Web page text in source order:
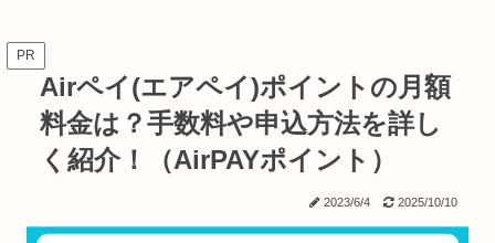
PR
Airペイ(エアペイ)ポイントの月額
料金は？手数料や申込方法を詳し
く紹介！（AirPAYポイント）
2023/6/4 2025/10/10